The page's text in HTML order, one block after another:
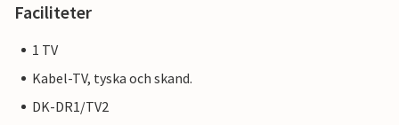
Faciliteter
1 TV
Kabel-TV, tyska och skand.
DK-DR1/TV2